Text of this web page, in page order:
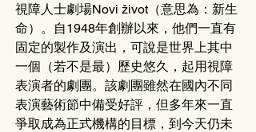
視障人士劇場Novi život（意思為：新生
命）。自1948年創辦以來，他們一直有
固定的製作及演出，可說是世界上其中
一個（若不是最）歷史悠久，起用視障
表演者的劇團。該劇團雖然在國內不同
表演藝術節中備受好評，但多年來一直
爭取成為正式機構的目標，到今天仍未